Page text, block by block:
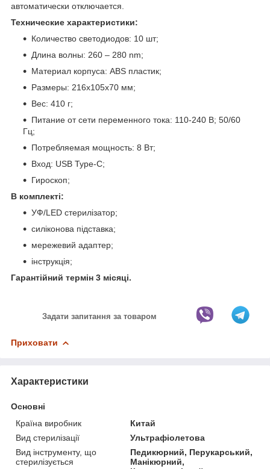
автоматически отключается.
Технические характеристики:
Количество светодиодов: 10 шт;
Длина волны: 260 – 280 nm;
Материал корпуса: ABS пластик;
Размеры: 216х105х70 мм;
Вес: 410 г;
Питание от сети переменного тока: 110-240 В; 50/60
Гц;
Потребляемая мощность: 8 Вт;
Вход: USB Type-C;
Гироскоп;
В комплекті:
УФ/LED стерилізатор;
силіконова підставка;
мережевий адаптер;
інструкція;
Гарантійний термін 3 місяці.
Задати запитання за товаром
Приховати
Характеристики
Основні
Країна виробник
Китай
Вид стерилізації
Ультрафіолетова
Вид інструменту, що
стерилізується
Педикюрний, Перукарський,
Манікюрний,